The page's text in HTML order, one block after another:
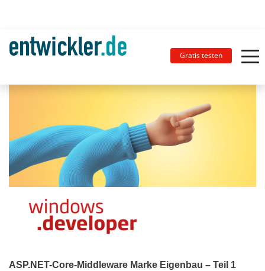
Gratis testen
ASP.NET-Core-Middleware Marke Eigenbau – Teil 1